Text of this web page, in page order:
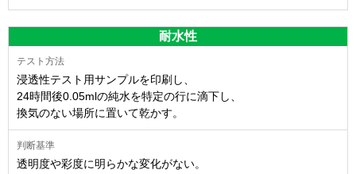
耐水性
浸透性テスト用サンプルを印刷し、
24時間後0.05mlの純水を特定の行に滴下し、
換気のない場所に置いて乾かす。
透明度や彩度に明らかな変化がない。